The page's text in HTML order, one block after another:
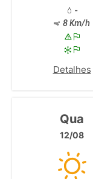
-
8 Km/h
Detalhes
Qua
12/08